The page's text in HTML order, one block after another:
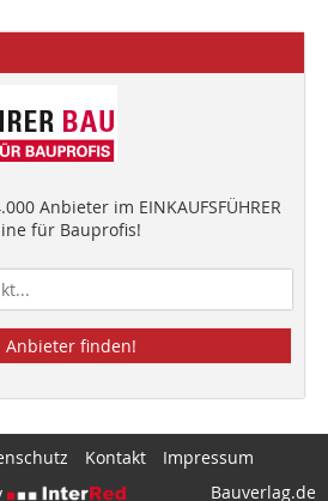
Anbieter im EINKAUFSFÜHRER
für Bauprofis!
Anbieter finden!
Kontakt
Impressum
Bauverlag.de